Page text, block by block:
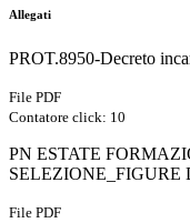
Allegati
PROT.8950-Decreto
File PDF
Contatore click: 10
PN ESTATE
SELEZIONE_FIGURE
File PDF